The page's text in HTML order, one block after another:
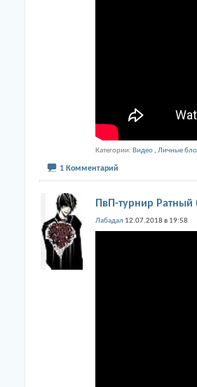
Категории Видео , Личные
1 Комментарий
ПвП-турнир Ратный
Лабадал 12.07.2018 в 19:58